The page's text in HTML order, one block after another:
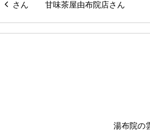
甘味茶屋由布院店さん
湯布院の